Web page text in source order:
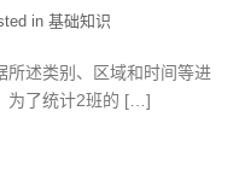
in 基础知识
所述类别、区域和时间等进
为了统计2班的 […]